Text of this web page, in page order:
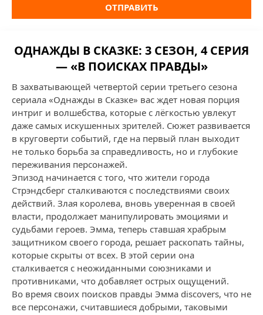
ОТПРАВИТЬ
ОДНАЖДЫ В СКАЗКЕ: 3 СЕЗОН, 4 СЕРИЯ
— «В ПОИСКАХ ПРАВДЫ»
В захватывающей четвертой серии третьего сезона
сериала «Однажды в Сказке» вас ждет новая порция
интриг и волшебства, которые с лёгкостью увлекут
даже самых искушенных зрителей. Сюжет развивается
в круговерти событий, где на первый план выходит
не только борьба за справедливость, но и глубокие
переживания персонажей.
Эпизод начинается с того, что жители города
Стрэндсберг сталкиваются с последствиями своих
действий. Злая королева, вновь уверенная в своей
власти, продолжает манипулировать эмоциями и
судьбами героев. Эмма, теперь ставшая храбрым
защитником своего города, решает раскопать тайны,
которые скрыты от всех. В этой серии она
сталкивается с неожиданными союзниками и
противниками, что добавляет острых ощущений.
Во время своих поисков правды Эмма discovers, что не
все персонажи, считавшиеся добрыми, таковыми